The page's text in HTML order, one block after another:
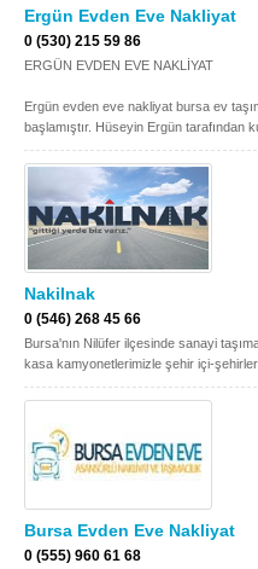
Ergün Evden Eve Nakliyat
0 (530) 215 59 86
ERGÜN EVDEN EVE NAKLİYAT
Ergün evden eve nakliyat bursa ev
başlamıştır. Hüseyin Ergün tarafından
Nakilnak
0 (546) 268 45 66
Bursa'nın Nilüfer ilçesinde sanayi
kasa kamyonetlerimizle şehir içi-
Bursa Evden Eve Nakliyat
0 (555) 960 61 68